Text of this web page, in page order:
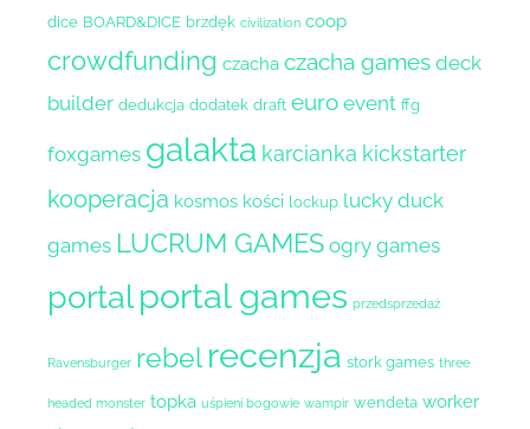
dice BOARD&DICE brzdęk civilization coop
crowdfunding czacha czacha games deck
builder dedukcja dodatek draft euro event ffg
foxgames galakta karcianka kickstarter
kooperacja kosmos kości lockup lucky duck
games LUCRUM GAMES ogry games
portalportal games przedsprzedaż
Ravensburger rebel recenzja stork games three
headed monster topka uśpieni bogowie wampir wendeta worker